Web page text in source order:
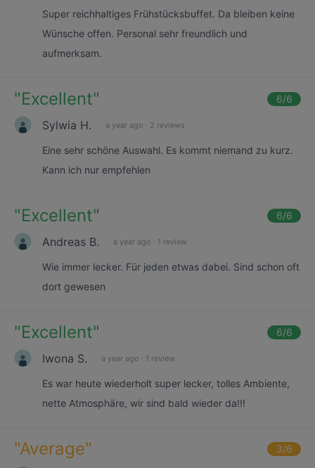
Super reichhaltiges Frühstücksbuffet. Da bleiben keine
Wünsche offen. Personal sehr freundlich und
aufmerksam.
"Excellent" 6/6
Sylwia H. a year ago · 2 reviews
Eine sehr schöne Auswahl. Es kommt niemand zu kurz.
Kann ich nur empfehlen
"Excellent" 6/6
Andreas B. a year ago · 1 review
Wie immer lecker. Für jeden etwas dabei. Sind schon oft
dort gewesen
"Excellent" 6/6
Iwona S. a year ago · 1 review
Es war heute wiederholt super lecker, tolles Ambiente,
nette Atmosphäre, wir sind bald wieder da!!!
"Average" 3/6